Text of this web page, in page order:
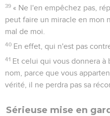
39 « Ne l'en empêchez pas,
peut faire un miracle en mon
mal de moi.
40 En effet, qui n'est pas
41 Et celui qui vous donnera à
nom, parce que vous
vérité, il ne perdra pas sa
Sérieuse mise en